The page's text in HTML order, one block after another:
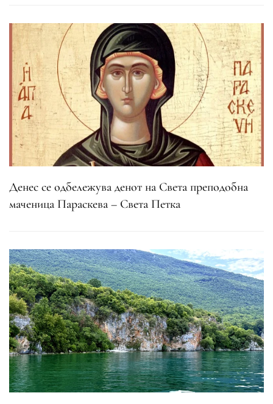
Денес се одбележува денот на Света преподобна
маченица Параскева – Света Петка